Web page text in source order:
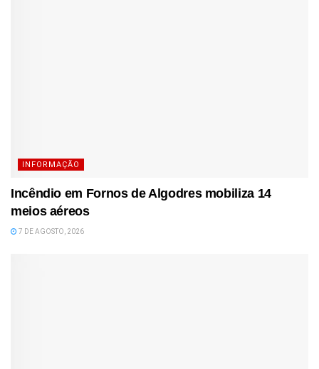
INFORMAÇÃO
Incêndio em Fornos de Algodres mobiliza 14
meios aéreos
7 DE AGOSTO, 2026